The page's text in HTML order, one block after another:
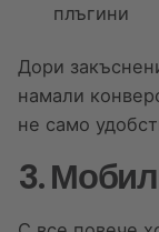
плъгини
Дори
намали
не само
3.